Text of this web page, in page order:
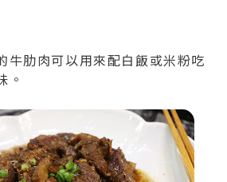
牛肋肉可以用來配白飯或米粉吃
。